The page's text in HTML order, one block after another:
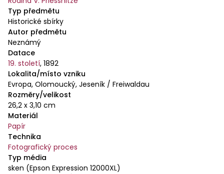
Typ předmětu
Historické sbírky
Autor předmětu
Neznámý
Datace
19. století, 1892
Lokalita/místo vzniku
Evropa, Olomoucký, Jeseník / Freiwaldau
Rozměry/velikost
26,2 x 3,10 cm
Materiál
Papír
Technika
Fotografický proces
Typ média
sken (Epson Expression 12000XL)